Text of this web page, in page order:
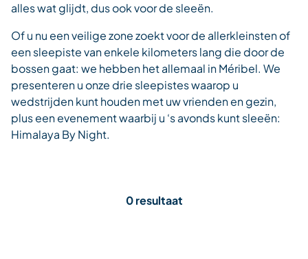
alles wat glijdt, dus ook voor de sleeën.
Of u nu een veilige zone zoekt voor de allerkleinsten of
een sleepiste van enkele kilometers lang die door de
bossen gaat: we hebben het allemaal in Méribel. We
presenteren u onze drie sleepistes waarop u
wedstrijden kunt houden met uw vrienden en gezin,
plus een evenement waarbij u ‘s avonds kunt sleeën:
Himalaya By Night.
0 resultaat